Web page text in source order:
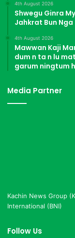
4th August 2026
Shwegu Ginra
Jahkrat Bun Nga
4th August 2026
Mawwan Kaji
dum n ta n lu
garum ningtum
Media Partner
Kachin News Group
International (BNI)
Follow Us